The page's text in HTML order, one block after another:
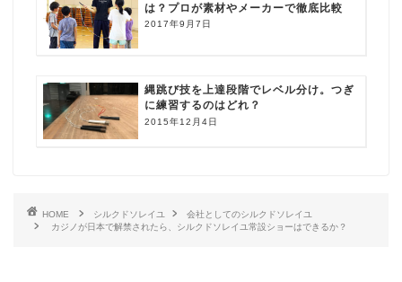
は？プロが素材やメーカーで徹底比較
2017年9月7日
縄跳び技を上達段階でレベル分け。つぎ
に練習するのはどれ？
2015年12月4日
HOME シルクドソレイユ
会社としてのシルクドソレイユ
カジノが日本で解禁されたら、シルクドソレイユ常設ショーはできるか？